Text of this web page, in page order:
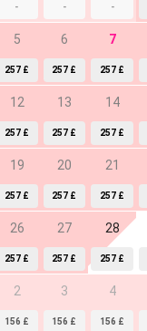
- - -
5
257 £
6
257 £
7
257 £
12
257 £
13
257 £
14
257 £
19
257 £
20
257 £
21
257 £
26
257 £
27
257 £
28
257 £
2
156 £
3
156 £
4
156 £